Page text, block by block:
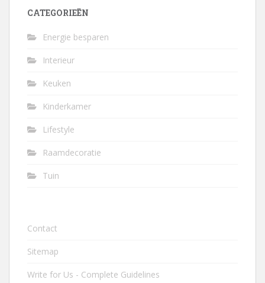
CATEGORIEËN
Energie besparen
Interieur
Keuken
Kinderkamer
Lifestyle
Raamdecoratie
Tuin
Contact
Sitemap
Write for Us - Complete Guidelines